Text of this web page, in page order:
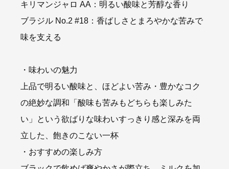
キリマンジャロ AA：明るい酸味と芳醇な香り
ブラジル No.2 #18：香ばしさとまろやかな苦みで
味を支える
・味わいの魅力
上品で明るい酸味と、ほどよい苦み・豊かなコク
の絶妙な調和「酸味も苦みもどちらも楽しみた
い」という欲ばりな味わいすっきり感と深みを両
立した、飽きのこない一杯
・おすすめの楽しみ方